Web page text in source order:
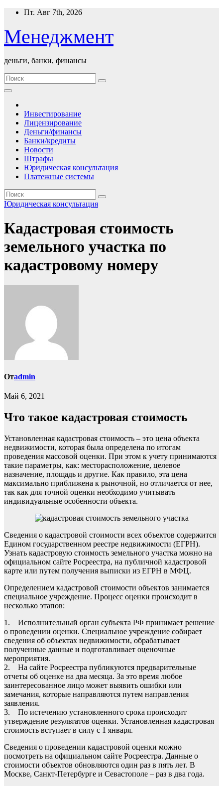
Перейти
содержимому
Пт. Авг 7th, 2026
Менеджмент
деньги, банки, финансы
Инвестирование
Лицензирование
Деньги/финансы
Банки/кредиты
Новости
Штрафы
Юридическая консультация
Платежные системы
Юридическая консультация
Кадастровая стоимость
земельного участка по
кадастровому номеру
Отadmin
Май 6, 2021
Что такое кадастровая стоимость
Установленная кадастровая стоимость – это цена объекта
недвижимости, которая была определена по итогам
проведения массовой оценки. При этом к учету принимаются
такие параметры, как: месторасположение, целевое
назначение, площадь и другие. Как правило, эта цена
максимально приближена к рыночной, но отличается от нее,
так как для точной оценки необходимо учитывать
индивидуальные особенности объекта.
Сведения о кадастровой стоимости всех объектов содержится
Едином государственном реестре недвижимости (ЕГРН).
Узнать кадастровую стоимость земельного участка можно на
официальном сайте Росреестра, на публичной кадастровой
карте или путем получения выписки из ЕГРН в МФЦ.
Определением кадастровой стоимости объектов занимается
специальное учреждение. Процесс оценки происходит в
несколько этапов:
1. Исполнительный орган субъекта РФ принимает решение
о проведении оценки. Специальное учреждение собирает
сведения об объектах недвижимости, обрабатывает
полученные данные и подготавливает оценочные
мероприятия.
2. На сайте Росреестра публикуются предварительные
отчеты об оценке на два месяца. За это время любое
заинтересованное лицо может выявить ошибки или
замечания, которые направляются путем направления
заявления.
3. По истечению установленного срока происходит
утверждение результатов оценки. Установленная кадастровая
стоимость вступает в силу с 1 января.
Сведения о проведении кадастровой оценки можно
посмотреть на официальном сайте Росреестра. Данные о
стоимости объектов обновляются один раз в пять лет. В
Москве, Санкт-Петербурге и Севастополе – раз в два года.